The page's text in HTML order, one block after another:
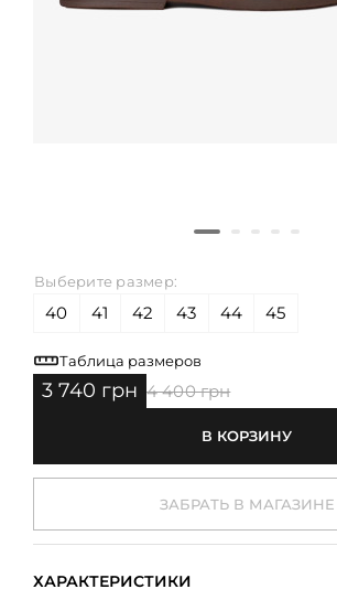
Выберите размер:
40 41 42 43 44 45
Таблица размеров
3 740 грн 4 400 грн
В КОРЗИНУ
ЗАБРАТЬ В МАГАЗИНЕ
ХАРАКТЕРИСТИКИ